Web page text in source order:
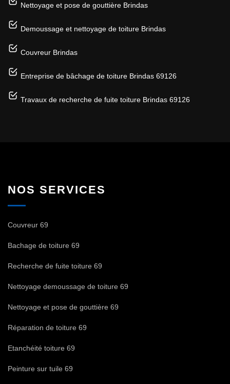
Nettoyage et pose de gouttière Brindas
Demoussage et nettoyage de toiture Brindas
Couvreur Brindas
Entreprise de bâchage de toiture Brindas 69126
Travaux de recherche de fuite toiture Brindas 69126
NOS SERVICES
Couvreur 69
Bachage de toiture 69
Recherche de fuite toiture 69
Nettoyage demoussage de toiture 69
Nettoyage et pose de gouttière 69
Réparation de toiture 69
Etanchéité toiture 69
Peinture sur tuile 69